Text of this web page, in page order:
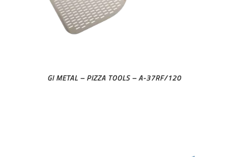
GI METAL – PIZZA TOOLS – A-37RF/120